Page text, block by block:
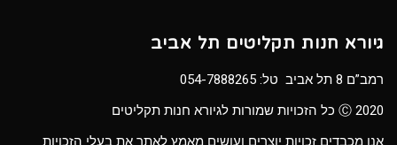
גיורא חנות תקליטים תל אביב
רמב”ם 8 תל אביב טל:
054-7888265
Ⓒ 2020 כל הזכויות שמורות לגיורא חנות תקליטים
אנו מכבדים זכויות יוצרים ועושים מאמץ לאתר את בעלי הזכויות